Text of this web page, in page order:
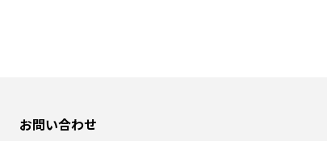
お問い合わせ